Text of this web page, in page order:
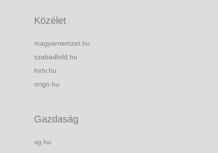
Közélet
magyarnemzet.hu
szabadfold.hu
hirtv.hu
origo.hu
Gazdaság
vg.hu